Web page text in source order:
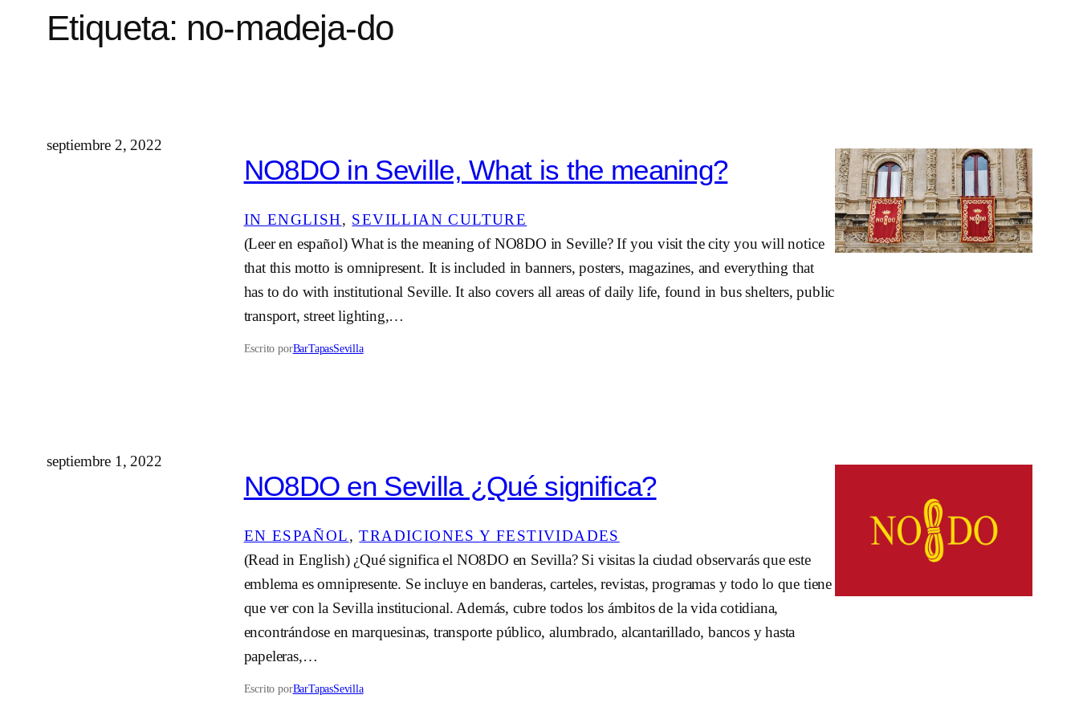
Etiqueta: no-madeja-do
septiembre 2, 2022
NO8DO in Seville, What is the meaning?
IN ENGLISH, SEVILLIAN CULTURE
(Leer en español) What is the meaning of NO8DO in Seville? If you visit the city you will notice
that this motto is omnipresent. It is included in banners, posters, magazines, and everything that
has to do with institutional Seville. It also covers all areas of daily life, found in bus shelters, public
transport, street lighting,…
Escrito porBarTapasSevilla
septiembre 1, 2022
NO8DO en Sevilla ¿Qué significa?
EN ESPAÑOL, TRADICIONES Y FESTIVIDADES
(Read in English) ¿Qué significa el NO8DO en Sevilla? Si visitas la ciudad observarás que este
emblema es omnipresente. Se incluye en banderas, carteles, revistas, programas y todo lo que tiene
que ver con la Sevilla institucional. Además, cubre todos los ámbitos de la vida cotidiana,
encontrándose en marquesinas, transporte público, alumbrado, alcantarillado, bancos y hasta
papeleras,…
Escrito porBarTapasSevilla